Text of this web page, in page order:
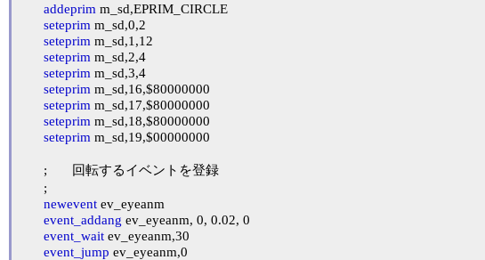
addeprim m_sd,EPRIM_CIRCLE
seteprim m_sd,0,2
seteprim m_sd,1,12
seteprim m_sd,2,4
seteprim m_sd,3,4
seteprim m_sd,16,$80000000
seteprim m_sd,17,$80000000
seteprim m_sd,18,$80000000
seteprim m_sd,19,$00000000
newevent ev_eyeanm
event_addang ev_eyeanm, 0, 0.02, 0
event_wait ev_eyeanm,30
event_jump ev_eyeanm,0